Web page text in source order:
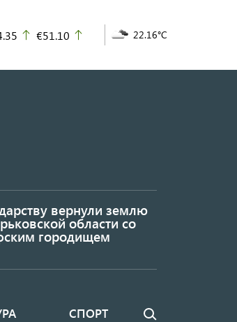
up
€51.10 22.16°C
вернули землю
области со
городищем
СПОРТ Поиск